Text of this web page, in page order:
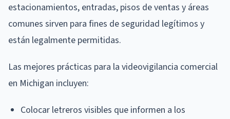
estacionamientos, entradas, pisos de ventas y áreas
comunes sirven para fines de seguridad legítimos y
están legalmente permitidas.
Las mejores prácticas para la videovigilancia comercial
en Michigan incluyen:
Colocar letreros visibles que informen a los